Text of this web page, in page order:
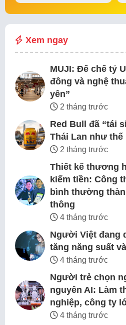
đế chế thể…
Xem ngay
MUJI: Đế chế tỷ
đông và nghệ
yên”
2 tháng trước
Red Bull đã “tái
Thái Lan như thế
2 tháng trước
Thiết kế thương
kiếm tiền: Công
bình thường
thông
4 tháng trước
Người Việt đang
tăng năng suất
4 tháng trước
Người trẻ chọn
nguyên AI: Làm
nghiệp, công ty
4 tháng trước